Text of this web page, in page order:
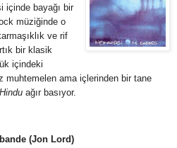
içinde bayağı bir
müziğinde o
ve rif
bir klasik
içindeki
muhtemelen ama içlerinden bir tane
Hindu ağır basıyor.
(Jon Lord)